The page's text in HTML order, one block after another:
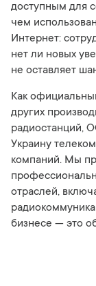
доступным для
чем
Интернет:
нет ли новых
не оставляет
Как
других
радиостанций,
Украину
компаний. Мы
отраслей,
бизнесе — это